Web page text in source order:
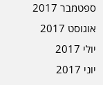
ספטמבר 2017
אוגוסט 2017
יולי 2017
יוני 2017